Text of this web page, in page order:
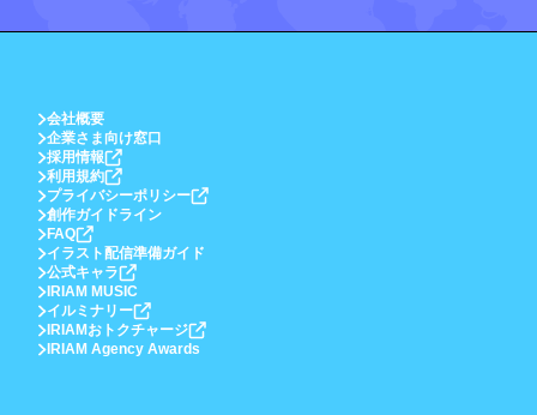
会社概要
企業さま向け窓口
採用情報
利用規約
プライバシーポリシー
創作ガイドライン
FAQ
イラスト配信準備ガイド
公式キャラ
IRIAM MUSIC
イルミナリー
IRIAMおトクチャージ
IRIAM Agency Awards